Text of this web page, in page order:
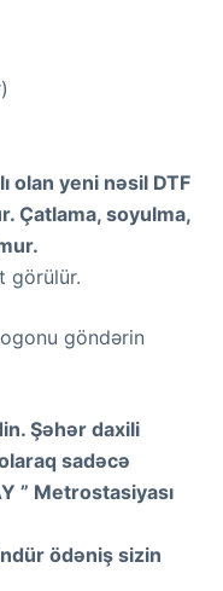
olan yeni nəsil DTF
Çatlama, soyulma,
görülür.
göndərin
Şəhər daxili
sadəcə
” Metrostasiyası
ödəniş sizin